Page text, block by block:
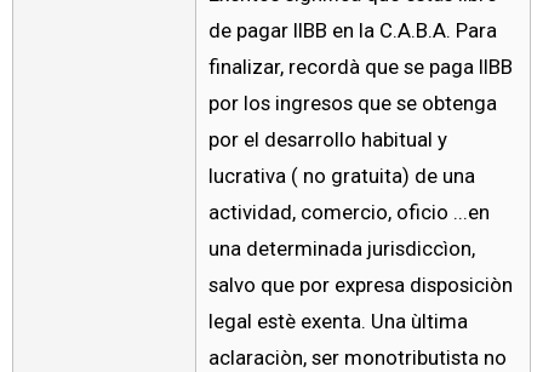
de pagar IIBB en la C.A.B.A. Para
finalizar, recordà que se paga IIBB
por los ingresos que se obtenga
por el desarrollo habitual y
lucrativa ( no gratuita) de una
actividad, comercio, oficio ...en
una determinada jurisdiccìon,
salvo que por expresa disposiciòn
legal estè exenta. Una ùltima
aclaraciòn, ser monotributista no